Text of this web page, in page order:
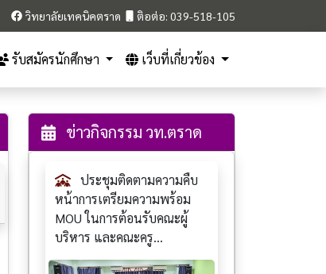
วิทยาลัยเทคนิคตราด ติอต่อ: 039-518-105
รับสมัครนักศึกษา เว็บที่เกี่ยวข้อง
ข่าวกิจกรรม วท.ตราด
ประชุมติดตามความคืบ
หน้าการเตรียมความพร้อม
MOU ในการต้อนรับคณะผู้
บริหาร และคณะครู...